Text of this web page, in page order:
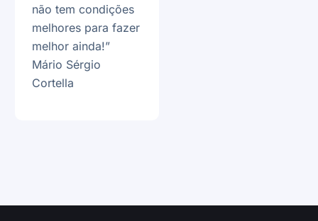
não tem condições
melhores para fazer
melhor ainda!”
Mário Sérgio
Cortella